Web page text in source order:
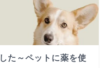
た～ペットに薬を使